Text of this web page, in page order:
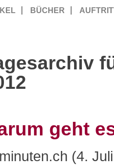
BÜCHER
geht
(4.